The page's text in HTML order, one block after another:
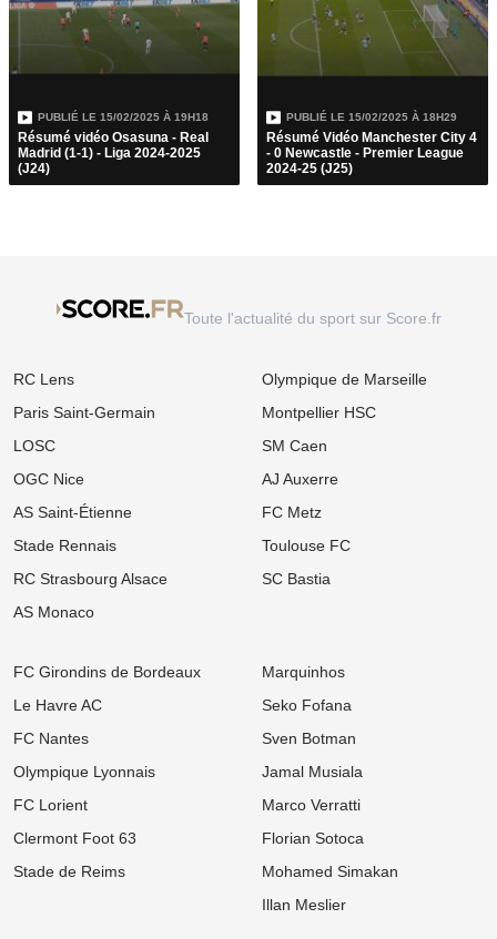
PUBLIÉ LE 15/02/2025 À 19H18
Résumé vidéo Osasuna - Real
Madrid (1-1) - Liga 2024-2025
(J24)
PUBLIÉ LE 15/02/2025 À 18H29
Résumé Vidéo Manchester City 4
- 0 Newcastle - Premier League
2024-25 (J25)
Toute l'actualité du sport sur Score.fr
RC Lens
Paris Saint-Germain
LOSC
OGC Nice
AS Saint-Étienne
Stade Rennais
RC Strasbourg Alsace
AS Monaco
Olympique de Marseille
Montpellier HSC
SM Caen
AJ Auxerre
FC Metz
Toulouse FC
SC Bastia
FC Girondins de Bordeaux
Le Havre AC
FC Nantes
Olympique Lyonnais
FC Lorient
Clermont Foot 63
Stade de Reims
Marquinhos
Seko Fofana
Sven Botman
Jamal Musiala
Marco Verratti
Florian Sotoca
Mohamed Simakan
Illan Meslier